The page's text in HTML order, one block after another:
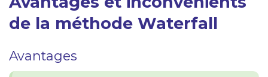
de la méthode Waterfall
Avantages